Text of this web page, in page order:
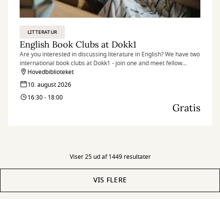
LITTERATUR
English Book Clubs at Dokk1
Are you interested in discussing literature in English? We have two
international book clubs at Dokk1 - join one and meet fellow
literature lovers.
Hovedbiblioteket
10. august 2026
16:30 - 18:00
Gratis
Viser 25 ud af 1449 resultater
VIS FLERE